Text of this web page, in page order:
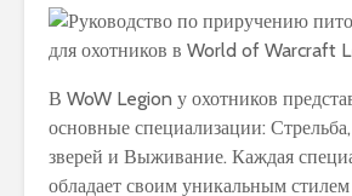
В WoW Legion у охотников
основные специализации:
зверей и Выживание. Каждая
обладает своим уникальным